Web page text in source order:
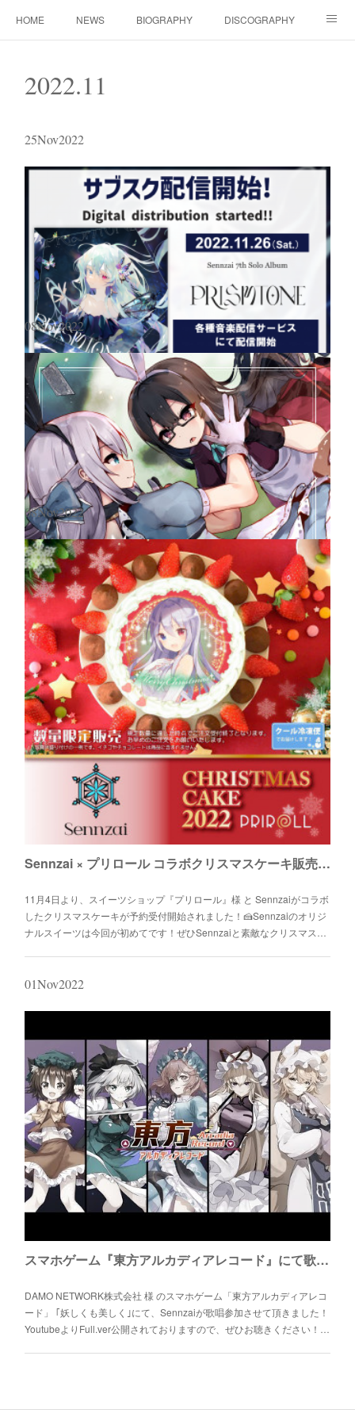
HOME NEWS BIOGRAPHY DISCOGRAPHY
CONTACT（ご依頼について）
2022.11
25Nov2022
Sennzai 7th Album"Prismtone"配信開始！！
11月26日（土）より、Sennzai 7th Album "Prismtone" の各種音楽配信
サービスによる配信が開始されました！ストリーミング配信の他、DL
販売、CD販売、ハイレゾ音源のお取り扱いも御座いますので、是非…
08Nov2022
リズムゲーム 『osu!』 の世界大会楽曲にて作詞・歌唱担当しました！
ppy pty Ltd.様の音楽ゲーム『osu!』の世界大会 osu! World Cup 2022 セ
ミファイナル楽曲『escape (the looking-glass, and what alice found
there)』の作詞・歌唱をSennzaiが担当させ...
08Nov2022
Sennzai × プリロール コラボクリスマスケーキ販売開始！
11月4日より、スイーツショップ『プリロール』様 と Sennzaiがコラボ
したクリスマスケーキが予約受付開始されました！🍰Sennzaiのオリジ
ナルスイーツは今回が初めてです！ぜひSennzaiと素敵なクリスマス…
01Nov2022
スマホゲーム『東方アルカディアレコード』にて歌唱参加しました
DAMO NETWORK株式会社 様 のスマホゲーム「東方アルカディアレコ
ード」 ｢妖しくも美しく｣にて、Sennzaiが歌唱参加させて頂きました！
YoutubeよりFull.ver公開されておりますので、ぜひお聴きください！…